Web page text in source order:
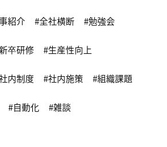
紹介 全社横断 勉強会
卒研修 生産性向上
内制度 社内施策 組織課題
自動化 雑談